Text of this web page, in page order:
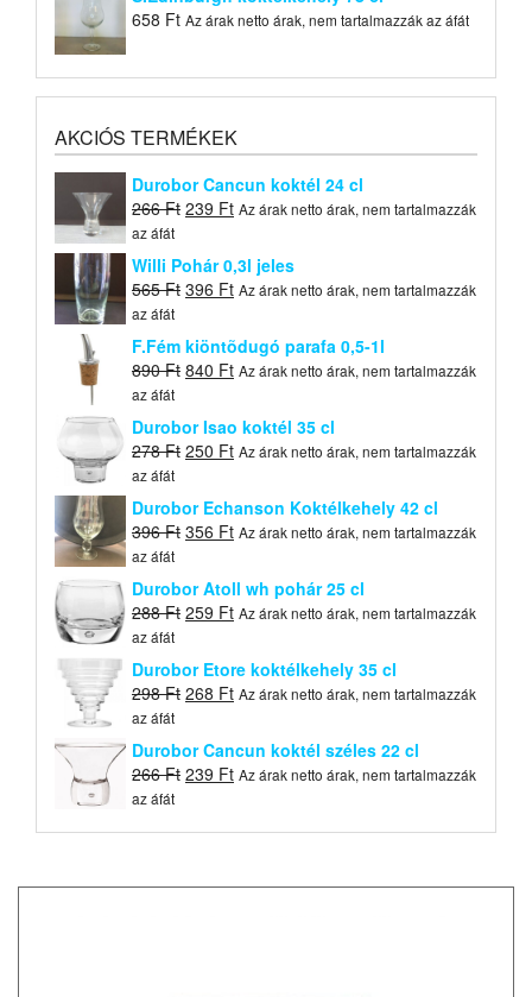
658 Ft Az árak netto árak, nem tartalmazzák az áfát
AKCIÓS TERMÉKEK
Durobor Cancun koktél 24 cl
266Ft Original
was:
266 Ft.
239 FtCurrent
is:
239 Ft.
Az árak netto árak, nem tartalmazzák
az áfát
Willi Pohár 0,3l jeles
565Ft Original
was:
565 Ft.
396 FtCurrent
is:
396 Ft.
Az árak netto árak, nem tartalmazzák
az áfát
F.Fém kiöntõdugó parafa 0,5-1l
890Ft Original
was:
890 Ft.
840 FtCurrent
is:
840 Ft.
Az árak netto árak, nem tartalmazzák
az áfát
Durobor Isao koktél 35 cl
278Ft Original
was:
278 Ft.
250 FtCurrent
250 Ft.
Az árak netto árak, nem tartalmazzák
az áfát
Durobor Echanson Koktélkehely 42 cl
396Ft Original
was:
396 Ft.
356 FtCurrent
is:
356 Ft.
Az árak netto árak, nem tartalmazzák
az áfát
Durobor Atoll wh pohár 25 cl
288Ft Original
was:
288 Ft.
259 FtCurrent
259 Ft.
Az árak netto árak, nem tartalmazzák
az áfát
Durobor Etore koktélkehely 35 cl
298Ft Original
was:
298 Ft.
268 FtCurrent
268 Ft.
Az árak netto árak, nem tartalmazzák
az áfát
Durobor Cancun koktél széles 22 cl
266Ft Original
239 FtCurrent
Az árak netto árak, nem tartalmazzák
az áfát